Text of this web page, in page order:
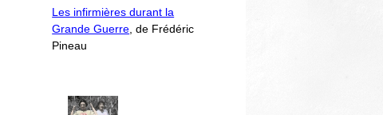
Les infirmières durant la
Grande Guerre, de Frédéric
Pineau